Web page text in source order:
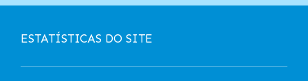
ESTATÍSTICAS DO SITE